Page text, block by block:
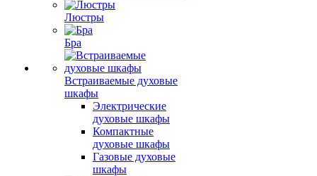
Люстры
Бра
Встраиваемые духовые
шкафы
Электрические
духовые шкафы
Компактные
духовые шкафы
Газовые духовые
шкафы